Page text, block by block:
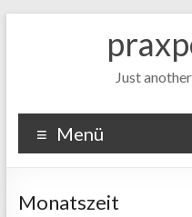
Just
Menü
Monatszeit